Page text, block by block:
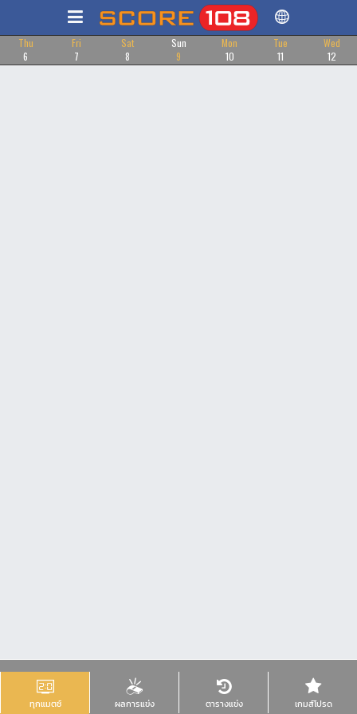
Thu
6
Fri
7
Sat
8
Sun
9
Mon
10
Tue
11
Wed
12
ทุกแมตช์ ผลการแข่ง ตารางแข่ง เกมส์โปรด